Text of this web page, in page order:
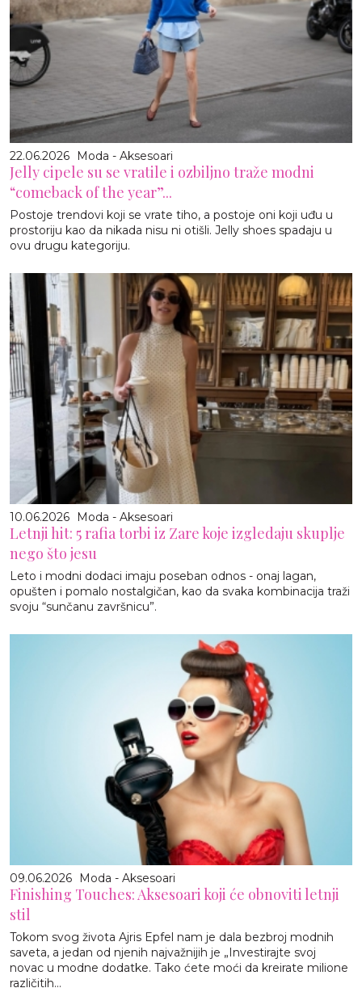
22.06.2026 Moda - Aksesoari
Jelly cipele su se vratile i ozbiljno traže modni
“comeback of the year”...
Postoje trendovi koji se vrate tiho, a postoje oni koji uđu u
prostoriju kao da nikada nisu ni otišli. Jelly shoes spadaju u
ovu drugu kategoriju.
10.06.2026 Moda - Aksesoari
Letnji hit: 5 rafia torbi iz Zare koje izgledaju skuplje
nego što jesu
Leto i modni dodaci imaju poseban odnos - onaj lagan,
opušten i pomalo nostalgičan, kao da svaka kombinacija traži
svoju “sunčanu završnicu”.
09.06.2026 Moda - Aksesoari
Finishing Touches: Aksesoari koji će obnoviti letnji
stil
Tokom svog života Ajris Epfel nam je dala bezbroj modnih
saveta, a jedan od njenih najvažnijih je „Investirajte svoj
novac u modne dodatke. Tako ćete moći da kreirate milione
različitih...